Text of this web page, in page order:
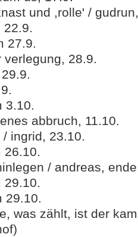
und ,rolle' /
22.9.
27.9.
verlegung, 28.9.
3.10.
abbruch, 11.10.
ingrid, 23.10.
26.10.
/ andreas,
29.10.
29.10.
was zählt, ist der